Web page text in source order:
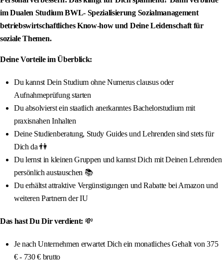
im Dualen Studium BWL- Spezialisierung Sozialmanagement
betriebswirtschaftliches Know-how und Deine Leidenschaft für
soziale Themen.
Deine Vorteile im Überblick:
Du kannst Dein Studium ohne Numerus clausus oder
Aufnahmeprüfung starten
Du absolvierst ein staatlich anerkanntes Bachelorstudium mit
praxisnahen Inhalten
Deine Studienberatung, Study Guides und Lehrenden sind stets für
Dich da 👫
Du lernst in kleinen Gruppen und kannst Dich mit Deinen Lehrenden
persönlich austauschen 📚
Du erhältst attraktive Vergünstigungen und Rabatte bei Amazon und
weiteren Partnern der IU
Das hast Du Dir verdient: 💸
Je nach Unternehmen erwartet Dich ein monatliches Gehalt von 375
€ - 730 € brutto